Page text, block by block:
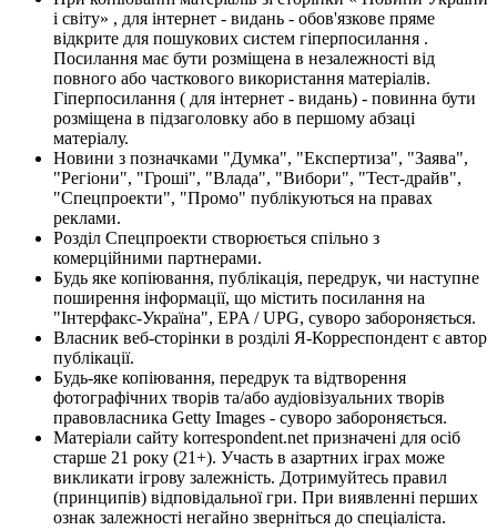
і світу» , для інтернет - видань - обов'язкове пряме
відкрите для пошукових систем гіперпосилання .
Посилання має бути розміщена в незалежності від
повного або часткового використання матеріалів.
Гіперпосилання ( для інтернет - видань) - повинна бути
розміщена в підзаголовку або в першому абзаці
матеріалу.
Новини з позначками "Думка", "Експертиза", "Заява",
"Регіони", "Гроші", "Влада", "Вибори", "Тест-драйв",
"Спецпроекти", "Промо" публікуються на правах
реклами.
Розділ Спецпроекти створюється спільно з
комерційними партнерами.
Будь яке копіювання, публікація, передрук, чи наступне
поширення інформації, що містить посилання на
"Інтерфакс-Україна", EPA / UPG, суворо забороняється.
Власник веб-сторінки в розділі Я-Корреспондент є автор
публікації.
Будь-яке копіювання, передрук та відтворення
фотографічних творів та/або аудіовізуальних творів
правовласника Getty Images - суворо забороняється.
Матеріали сайту korrespondent.net призначені для осіб
старше 21 року (21+). Участь в азартних іграх може
викликати ігрову залежність. Дотримуйтесь правил
(принципів) відповідальної гри. При виявленні перших
ознак залежності негайно зверніться до спеціаліста.